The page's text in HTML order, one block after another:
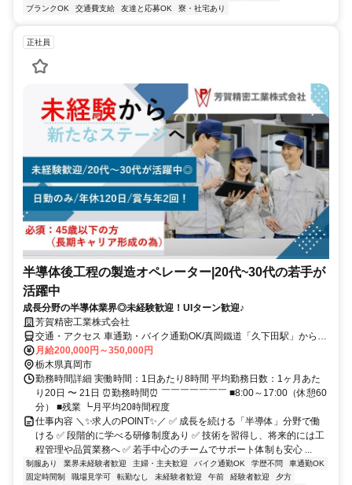
ブランクOK
交通費支給 友達と応募OK 寮・社宅あり
正社員
半導体後工程の製造オペレーター|20代~30代の若手が
活躍中
成長分野の半導体業界◎未経験歓迎！UIターン歓迎♪
芳賀精密工業株式会社
交通・アクセス 車通勤・バイク通勤OK/真岡鐵道「久下田駅」から徒
歩15分
月給200,000円～350,000円
栃木県真岡市
勤務時間詳細 実働時間：1日あたり8時間 平均勤務日数：1ヶ月あた
り20日 〜 21日 ⏰勤務時間⏰ ￣￣￣￣￣￣￣ ■8:00～17:00（休憩60
分） ■残業 ┗月平均20時間程度
仕事内容 ＼✨求人のPOINT✨／ ✅ 成長を続ける「半導体」分野で働
ける ✅ 段階的に学べる研修制度あり ✅ 技術を習得し、将来的には工
程管理や品質業務へ ✅ 若手中心のチームでサポート体制も安心 ...
制服あり 業界未経験者歓迎 主婦・主夫歓迎 バイク通勤OK 学歴不問
車通勤OK
固定時間制
職場見学可 転勤なし 未経験者歓迎 午前 経験者歓迎
夕方